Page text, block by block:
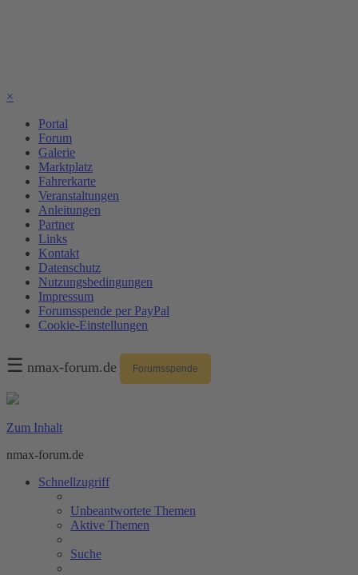
×
Portal
Forum
Galerie
Marktplatz
Fahrerkarte
Veranstaltungen
Anleitungen
Partner
Links
Kontakt
Datenschutz
Nutzungsbedingungen
Impressum
Forumsspende per PayPal
Cookie-Einstellungen
☰ nmax-forum.de Forumsspende
Zum Inhalt
nmax-forum.de
Schnellzugriff
Unbeantwortete Themen
Aktive Themen
Suche